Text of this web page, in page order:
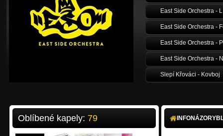
East Side Orchestra -
East Side Orchestra -
East Side Orchestra -
East Side Orchestra -
Slepí Křováci - Kovboj
Ajust - 03. Woman in
The Coolers - 20 Minut
Oblíbené kapely: 79 INFONÁZORY